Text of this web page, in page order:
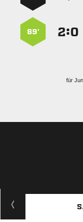
:
89’
für